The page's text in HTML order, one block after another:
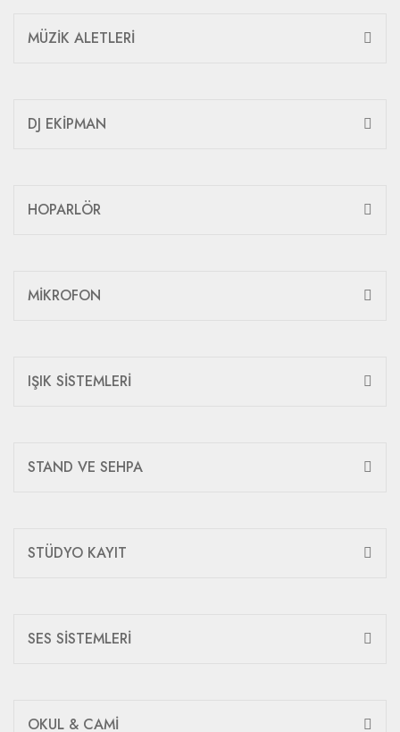
MÜZİK ALETLERİ
DJ EKİPMAN
HOPARLÖR
MİKROFON
IŞIK SİSTEMLERİ
STAND VE SEHPA
STÜDYO KAYIT
SES SİSTEMLERİ
OKUL & CAMİ